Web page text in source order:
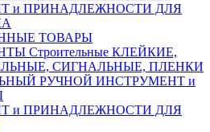
и ПРИНАДЛЕЖНОСТИ ДЛЯ
ТОВАРЫ
Строительные КЛЕЙКИЕ,
СИГНАЛЬНЫЕ, ПЛЕНКИ
РУЧНОЙ ИНСТРУМЕНТ и
и ПРИНАДЛЕЖНОСТИ ДЛЯ